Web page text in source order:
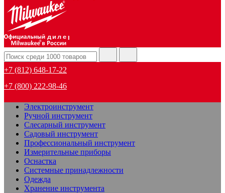
дилер
+7 (812) 648-17-22
+7 (800) 222-98-46
Электроинструмент
Ручной инструмент
Слесарный инструмент
Садовый инструмент
Профессиональный инструмент
Измерительные приборы
Оснастка
Системные принадлежности
Одежда
Хранение инструмента